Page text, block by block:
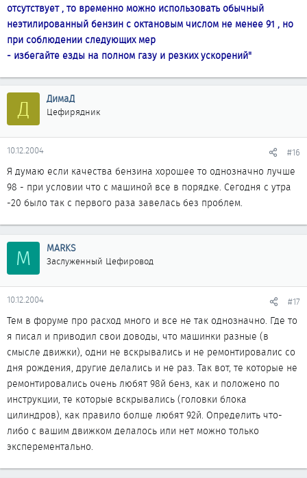
отсутствует , то временно можно использовать обычный
неэтилированный бензин с октановым числом не менее 91 , но
при соблюдении следующих мер
- избегайте езды на полном газу и резких ускорений"
Д ДимаД
Цефирядник
10.12.2004 #16
Я думаю если качества бензина хорошее то однозначно лучше
98 - при условии что с машиной все в порядке. Сегодня с утра
-20 было так с первого раза завелась без проблем.
M MARKS
Заслуженный Цефировод
10.12.2004 #17
Тем в форуме про расход много и все не так однозначно. Где то
я писал и приводил свои доводы, что машинки разные (в
смысле движки), одни не вскрывались и не ремонтировалис со
дня рождения, другие делались и не раз. Так вот, те которые не
ремонтировались очень любят 98й бенз, как и положено по
инструкции, те которые вскрывались (головки блока
цилиндров), как правило болше любят 92й. Определить что-
либо с вашим движком делалось или нет можно только
эксперементально.